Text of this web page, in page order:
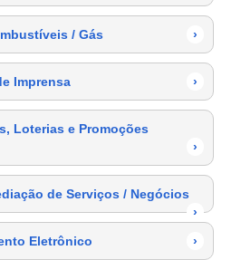
/ Gás ›
Imprensa ›
Loterias e Promoções
›
de Serviços / Negócios
›
Eletrônico
›